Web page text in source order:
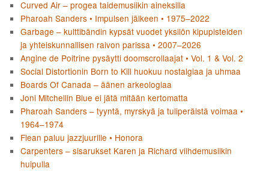
Curved Air – progea taidemusiikin aineksilla
Pharoah Sanders • Impulsen jälkeen • 1975–2022
Garbage – kulttibändin kypsät vuodet yksilön kipupisteiden
ja yhteiskunnallisen raivon parissa • 2007–2026
Angine de Poitrine pysäytti doomscrollaajat • Vol. 1 & Vol. 2
Social Distortionin Born to Kill huokuu nostalgiaa ja uhmaa
Boards Of Canada – äänen arkeologiaa
Joni Mitchellin Blue ei jätä mitään kertomatta
Pharoah Sanders – tyyntä, myrskyä ja tuliperäistä voimaa •
1964–1974
Flean paluu jazzjuurille • Honora
Carpenters – sisarukset Karen ja Richard viihdemusiikin
huipulla